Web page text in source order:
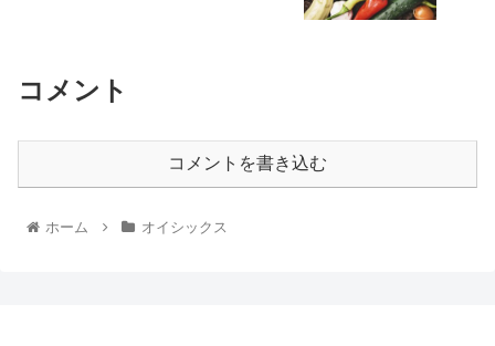
コメント
コメントを書き込む
ホーム オイシックス